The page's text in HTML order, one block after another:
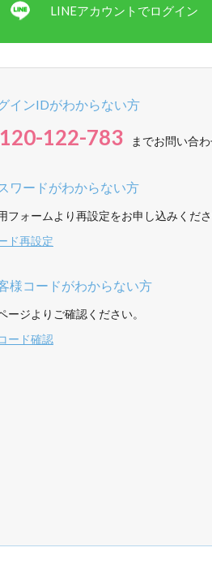
インIDがわからない方
122-783 までお問い合わ
ワードがわからない方
フォームより再設定をお申し込みくださ
ド再設定
様コードがわからない方
ージよりご確認ください。
ード確認